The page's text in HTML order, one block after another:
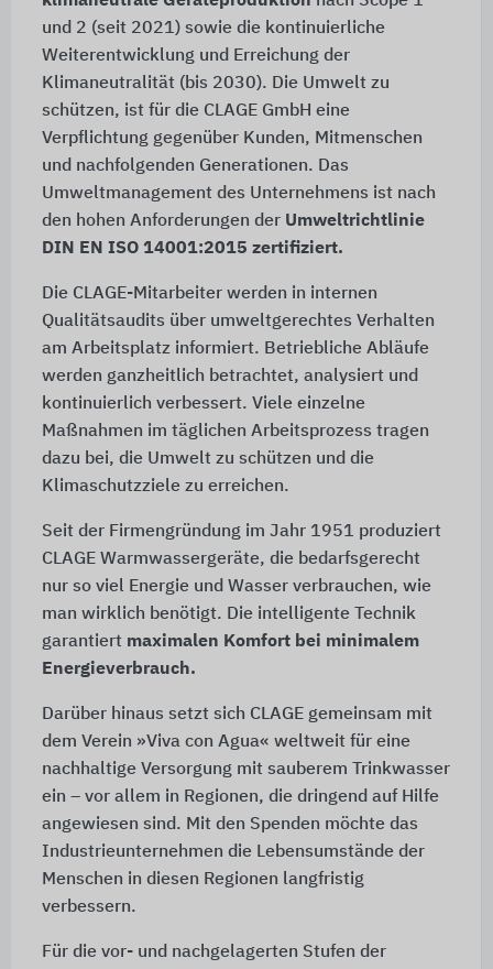
und 2 (seit 2021) sowie die kontinuierliche
Weiterentwicklung und Erreichung der
Klimaneutralität (bis 2030). Die Umwelt zu
schützen, ist für die CLAGE GmbH eine
Verpflichtung gegenüber Kunden, Mitmenschen
und nachfolgenden Generationen. Das
Umweltmanagement des Unternehmens ist nach
den hohen Anforderungen der Umweltrichtlinie
DIN EN ISO 14001:2015 zertifiziert.
Die CLAGE-Mitarbeiter werden in internen
Qualitätsaudits über umweltgerechtes Verhalten
am Arbeitsplatz informiert. Betriebliche Abläufe
werden ganzheitlich betrachtet, analysiert und
kontinuierlich verbessert. Viele einzelne
Maßnahmen im täglichen Arbeitsprozess tragen
dazu bei, die Umwelt zu schützen und die
Klimaschutzziele zu erreichen.
Seit der Firmengründung im Jahr 1951 produziert
CLAGE Warmwassergeräte, die bedarfsgerecht
nur so viel Energie und Wasser verbrauchen, wie
man wirklich benötigt. Die intelligente Technik
garantiert maximalen Komfort bei minimalem
Energieverbrauch.
Darüber hinaus setzt sich CLAGE gemeinsam mit
dem Verein »Viva con Agua« weltweit für eine
nachhaltige Versorgung mit sauberem Trinkwasser
ein – vor allem in Regionen, die dringend auf Hilfe
angewiesen sind. Mit den Spenden möchte das
Industrieunternehmen die Lebensumstände der
Menschen in diesen Regionen langfristig
verbessern.
Für die vor- und nachgelagerten Stufen der